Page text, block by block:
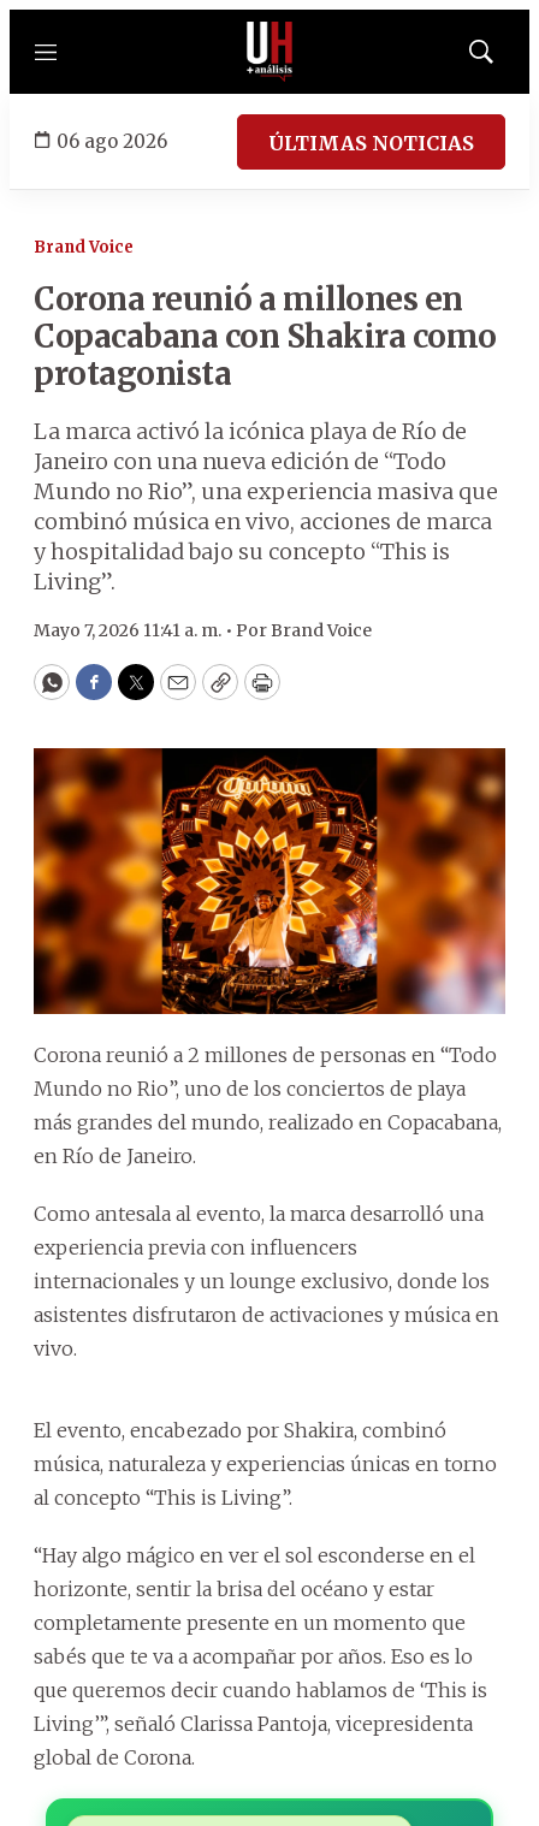
Menú
Mostrar
06 ago 2026 ÚLTIMAS NOTICIAS
Brand Voice
Corona reunió a millones en
Copacabana con Shakira como
protagonista
La marca activó la icónica playa de Río de
Janeiro con una nueva edición de “Todo
Mundo no Rio”, una experiencia masiva que
combinó música en vivo, acciones de marca
y hospitalidad bajo su concepto “This is
Living”.
Mayo 7, 2026 11:41 a. m. • PorBrand Voice
WhatsApp
Facebook
Twitter
EmailCopyPrint
Corona reunió a 2 millones de personas en “Todo
Mundo no Rio”, uno de los conciertos de playa
más grandes del mundo, realizado en Copacabana,
en Río de Janeiro.
Como antesala al evento, la marca desarrolló una
experiencia previa con influencers
internacionales y un lounge exclusivo, donde los
asistentes disfrutaron de activaciones y música en
vivo.
El evento, encabezado por Shakira, combinó
música, naturaleza y experiencias únicas en torno
al concepto “This is Living”.
“Hay algo mágico en ver el sol esconderse en el
horizonte, sentir la brisa del océano y estar
completamente presente en un momento que
sabés que te va a acompañar por años. Eso es lo
que queremos decir cuando hablamos de ‘This is
Living’”, señaló Clarissa Pantoja, vicepresidenta
global de Corona.